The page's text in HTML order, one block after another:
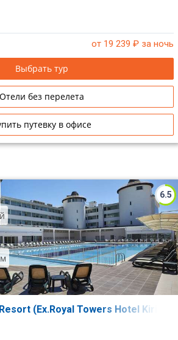
от 19 239 ₽ за ночь
Выбрать тур
Отели без перелета
путевку в офисе
6.5
(Ex.Royal Towers Hotel Kiris)